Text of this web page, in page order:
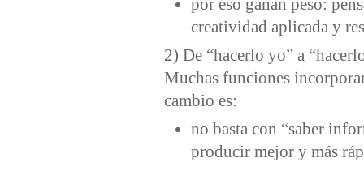
por eso ganan peso:
creatividad aplicada y
2) De “hacerlo yo” a
Muchas funciones
cambio es:
no basta con “saber
producir mejor y más